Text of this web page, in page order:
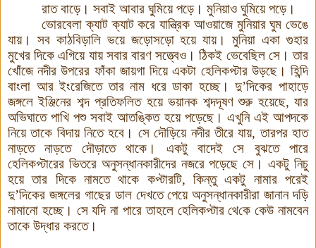
রাত বাড়ে। সবাই আবার ঘুমিয়ে পড়ে। মুনিয়াও ঘুমিয়ে পড়ে।
ভোরবেলা ক্যাট ক্যাট করে যান্ত্রিক আওয়াজে মুনিয়ার ঘুম ভেঙে
যায়। সব কাঠবিড়ালি ভয়ে জড়োসড়োহয়ে যায়। মুনিয়া একা গুহার
মুখের দিকে এগিয়ে যায় সবার বারণ সত্ত্বেও ।ঠিকই ভেবেছিল সে।তার
খোঁজে নদীর উপরের ফাঁকা জায়গা দিয়ে একটা হেলিকপ্টার উড়ছে। হিন্দি
বাংলা আরইংরেজিতে তার নাম ধরে ডাকা হচ্ছে। দু’দিকের পাহাড়ে
জঙ্গলে ইঞ্জিনের শব্দ প্রতিফলিত হয়ে ভয়ানক শব্দদূষণ শুরু হয়েছে, যার
অভিঘাতে পাখি পশু সবাই আতঙ্কিত হয়ে পড়েছে। এখুনি এই আপদকে
নিয়ে তাকে বিদায় নিতে হবে। সে দৌড়িয়ে নদীর তীরে যায়, তারপর হাত
নাড়তে নাড়তে দৌড়াতে থাকে। একটু বাদেই সে বুঝতে পারে
হেলিকপ্টারের ভিতরে অনুসন্ধানকারীদের নজরে পড়েছে সে । একটু নিচু
হয়ে তার দিকে নামতে থাকে কপ্টারটি, কিন্তু একটু নামার পরেই
দু’দিকের জঙ্গলের গাছের ডাল দেখতে পেয়ে অনুসন্ধানকারীরা জানান দড়ি
নামানো হচ্ছে। সে যদি না পারে তাহলে হেলিকপ্টার থেকে কেউ নামবেন
তাকে উদ্ধার করতে।